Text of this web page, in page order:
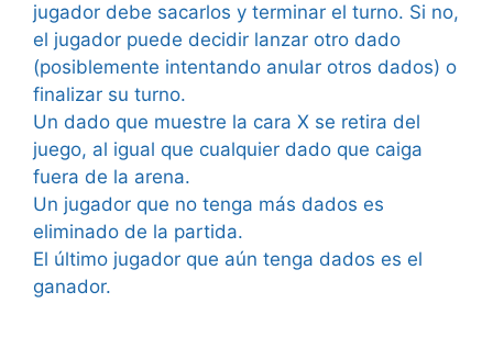
jugador debe sacarlos y terminar el turno. Si no,
el jugador puede decidir lanzar otro dado
(posiblemente intentando anular otros dados) o
finalizar su turno.
Un dado que muestre la cara X se retira del
juego, al igual que cualquier dado que caiga
fuera de la arena.
Un jugador que no tenga más dados es
eliminado de la partida.
El último jugador que aún tenga dados es el
ganador.